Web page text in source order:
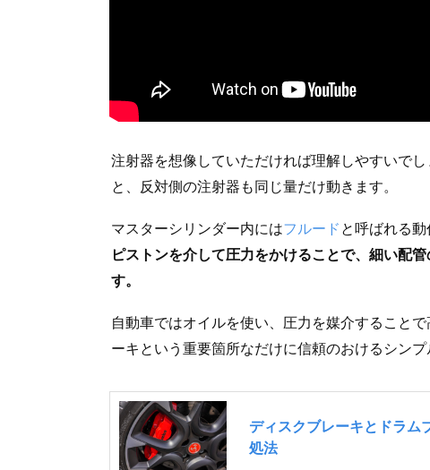
注射器を想像していただければ理解しやすいで
と、反対側の注射器も同じ量だけ動きます。
マスターシリンダー内にはフルード と呼ばれる動
ピストンを介して圧力をかけることで、細い配
す。
自動車ではオイルを使い、圧力を媒介すること
ーキという重要箇所なだけに信頼のおけるシンプ